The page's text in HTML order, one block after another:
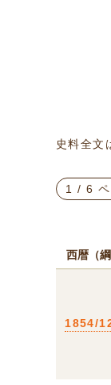
史料全文
1 / 6 ペ
西暦（綱
1854/